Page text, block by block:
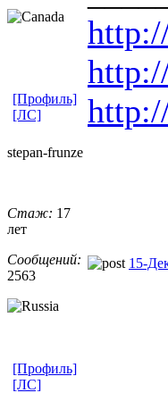
[Профиль]
[ЛС]
stepan-frunz​e
Стаж: 17
лет
Сообщений:
2563
15-
[Профиль]
[ЛС]